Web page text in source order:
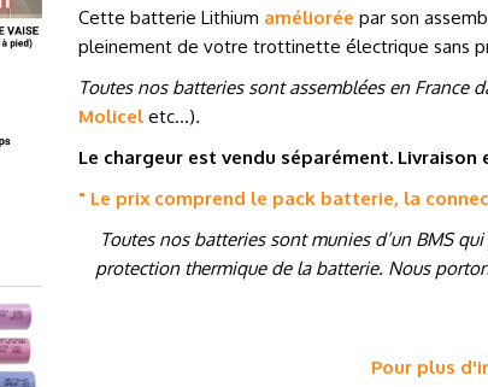
Cette batterie Lithium améliorée par son
pleinement de votre trottinette électrique sans
Toutes nos batteries sont assemblées en France
Molicel etc…).
Le chargeur est vendu séparément.
" Le prix comprend le pack batterie, la
Toutes nos batteries sont munies d’un BMS
protection thermique de la batterie. Nous
Pour plus